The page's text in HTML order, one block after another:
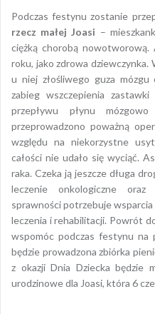
Podczas festynu zostanie
rzecz małej Joasi –
ciężką chorobą nowotworową.
roku, jako zdrowa
u niej złośliwego guza mózgu
zabieg wszczepienia
przepływu płynu
przeprowadzono poważną
względu na niekorzystne
całości nie udało się wyciąć.
raka. Czeka ją jeszcze długa
leczenie onkologiczne
sprawności potrzebuje
leczenia i rehabilitacji. Powrót
wspomóc podczas festynu na
będzie prowadzona zbiórka
z okazji Dnia Dziecka będzie
urodzinowe dla Joasi, która 6